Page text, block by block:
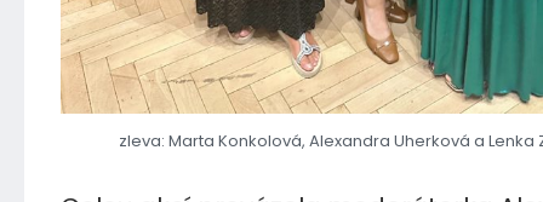
zleva: Marta Konkolová, Alexandra Uherková a Lenka